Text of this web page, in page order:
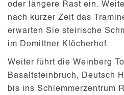
oder längere Rast ein.
nach kurzer Zeit das
erwarten Sie steirische
im Domittner Klöcherhof.
Weiter führt die Weinberg
Basaltsteinbruch, Deutsch
bis ins Schlemmerzentrum